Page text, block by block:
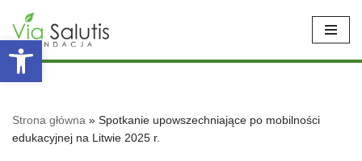
Open toolbar
Przejdź
do
treści
Strona główna » Spotkanie upowszechniające po mobilności
edukacyjnej na Litwie 2025 r.